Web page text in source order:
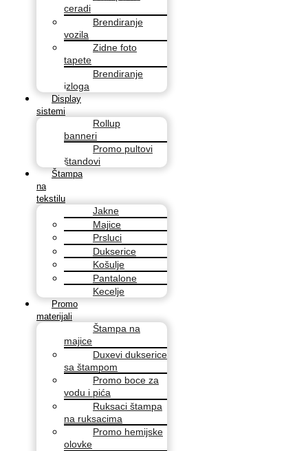
ceradi
Brendiranje
vozila
Zidne foto
tapete
Brendiranje
izloga
Display
sistemi
Rollup
banneri
Promo pultovi
štandovi
Štampa
na
tekstilu
Jakne
Majice
Prsluci
Dukserice
Košulje
Pantalone
Kecelje
Promo
materijali
Štampa na
majice
Duxevi dukserice
sa štampom
Promo boce za
vodu i pića
Ruksaci štampa
na ruksacima
Promo hemijske
olovke